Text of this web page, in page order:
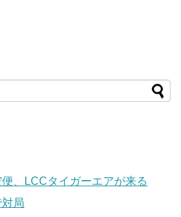
、LCCタイガーエアが来る
局